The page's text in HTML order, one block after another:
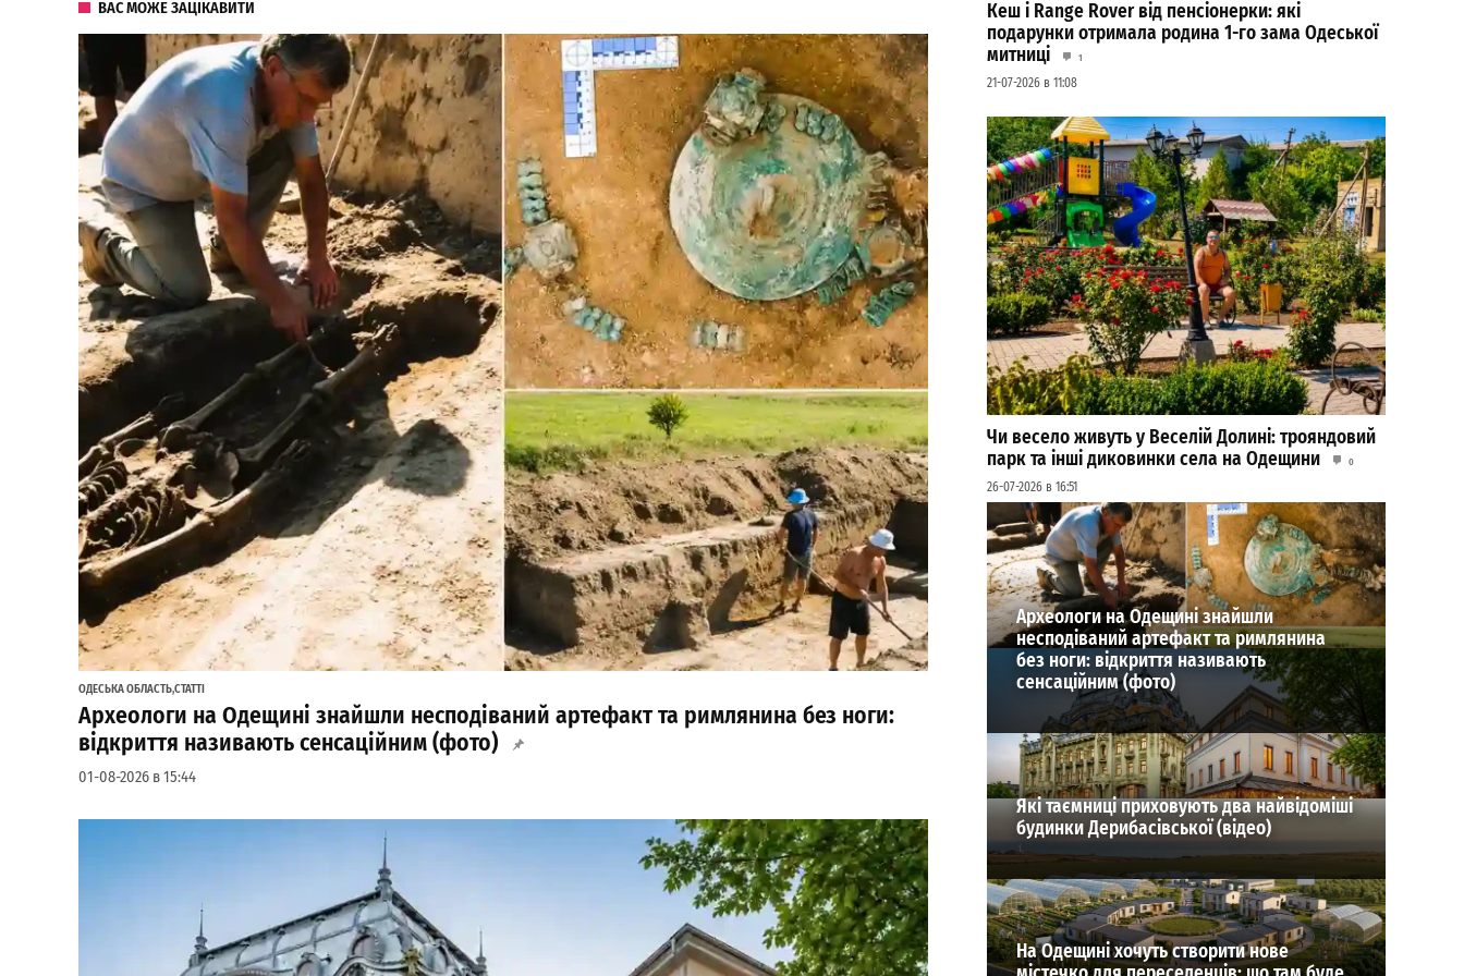
ВАС МОЖЕ ЗАЦІКАВИТИ
ОДЕСЬКА ОБЛАСТЬ,СТАТТІ
Археологи на Одещині знайшли несподіваний артефакт та римлянина без ноги:
відкриття називають сенсаційним (фото)
01-08-2026 в 15:44
Кеш і Range Rover від пенсіонерки: які
подарунки отримала родина 1-го зама Одеської
митниці
1
21-07-2026 в 11:08
Чи весело живуть у Веселій Долині: трояндовий
парк та інші диковинки села на Одещини
0
26-07-2026 в 16:51
ВИБІР РЕДАКЦІЇ
Археологи на Одещині знайшли
несподіваний артефакт та римлянина
без ноги: відкриття називають
сенсаційним (фото)
Які таємниці приховують два найвідоміші
будинки Дерибасівської (відео)
На Одещині хочуть створити нове